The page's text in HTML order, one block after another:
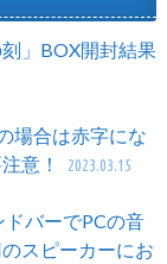
」BOX開封結果
場合は赤字にな
意！
2023.03.15
ドバーでPCの音
スピーカーにお